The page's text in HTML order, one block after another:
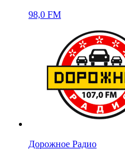
98,0 FM
Дорожное Радио